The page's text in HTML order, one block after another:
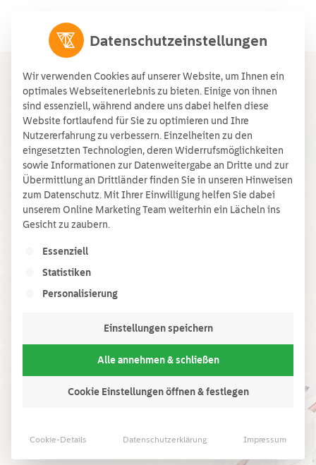
Biogasanlage
Datenschutzeinstellungen
Wir verwenden Cookies auf unserer Website, um Ihnen ein
optimales Webseitenerlebnis zu bieten. Einige von ihnen
sind essenziell, während andere uns dabei helfen diese
Website fortlaufend für Sie zu optimieren und Ihre
Nutzererfahrung zu verbessern. Einzelheiten zu den
eingesetzten Technologien, deren Widerrufsmöglichkeiten
sowie Informationen zur Datenweitergabe an Dritte und zur
Übermittlung an Drittländer finden Sie in unseren Hinweisen
zum Datenschutz. Mit Ihrer Einwilligung helfen Sie dabei
unserem Online Marketing Team weiterhin ein Lächeln ins
Gesicht zu zaubern.
Es folgt eine Liste der Service-Gruppen, für die
Essenziell
Statistiken
Personalisierung
Einstellungen speichern
Alle annehmen & schließen
Cookie Einstellungen öffnen & festlegen
Cookie-Details Datenschutzerklärung Impressum